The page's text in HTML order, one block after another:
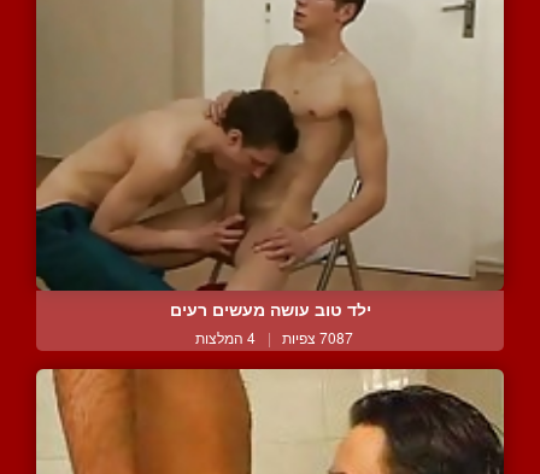
ילד טוב עושה מעשים רעים
7087 צפיות | 4 המלצות